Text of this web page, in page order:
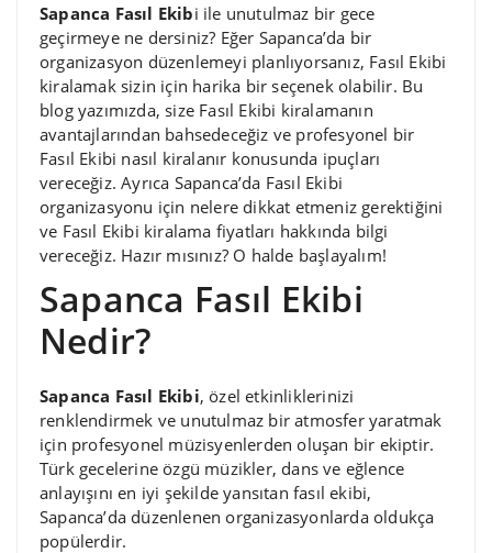
Sapanca Fasıl Ekibi ile unutulmaz bir gece
geçirmeye ne dersiniz? Eğer Sapanca’da bir
organizasyon düzenlemeyi planlıyorsanız, Fasıl Ekibi
kiralamak sizin için harika bir seçenek olabilir. Bu
blog yazımızda, size Fasıl Ekibi kiralamanın
avantajlarından bahsedeceğiz ve profesyonel bir
Fasıl Ekibi nasıl kiralanır konusunda ipuçları
vereceğiz. Ayrıca Sapanca’da Fasıl Ekibi
organizasyonu için nelere dikkat etmeniz gerektiğini
ve Fasıl Ekibi kiralama fiyatları hakkında bilgi
vereceğiz. Hazır mısınız? O halde başlayalım!
Sapanca Fasıl Ekibi
Nedir?
Sapanca Fasıl Ekibi, özel etkinliklerinizi
renklendirmek ve unutulmaz bir atmosfer yaratmak
için profesyonel müzisyenlerden oluşan bir ekiptir.
Türk gecelerine özgü müzikler, dans ve eğlence
anlayışını en iyi şekilde yansıtan fasıl ekibi,
Sapanca’da düzenlenen organizasyonlarda oldukça
popülerdir.